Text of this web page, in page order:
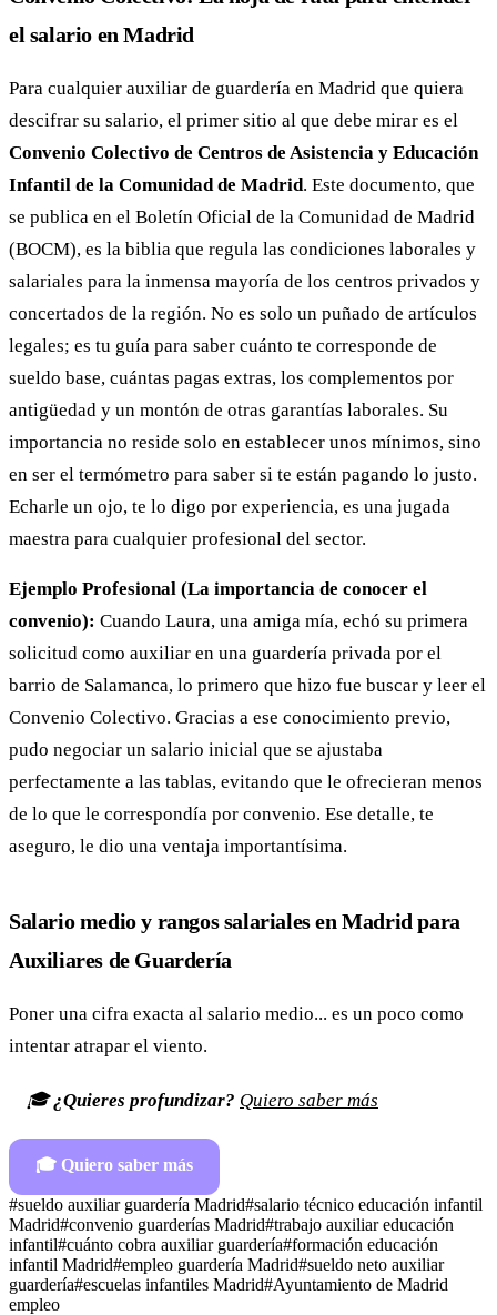
el salario en Madrid
Para cualquier auxiliar de guardería en Madrid que quiera
descifrar su salario, el primer sitio al que debe mirar es el
Convenio Colectivo de Centros de Asistencia y Educación
Infantil de la Comunidad de Madrid. Este documento, que
se publica en el Boletín Oficial de la Comunidad de Madrid
(BOCM), es la biblia que regula las condiciones laborales y
salariales para la inmensa mayoría de los centros privados y
concertados de la región. No es solo un puñado de artículos
legales; es tu guía para saber cuánto te corresponde de
sueldo base, cuántas pagas extras, los complementos por
antigüedad y un montón de otras garantías laborales. Su
importancia no reside solo en establecer unos mínimos, sino
en ser el termómetro para saber si te están pagando lo justo.
Echarle un ojo, te lo digo por experiencia, es una jugada
maestra para cualquier profesional del sector.
Ejemplo Profesional (La importancia de conocer el
convenio): Cuando Laura, una amiga mía, echó su primera
solicitud como auxiliar en una guardería privada por el
barrio de Salamanca, lo primero que hizo fue buscar y leer el
Convenio Colectivo. Gracias a ese conocimiento previo,
pudo negociar un salario inicial que se ajustaba
perfectamente a las tablas, evitando que le ofrecieran menos
de lo que le correspondía por convenio. Ese detalle, te
aseguro, le dio una ventaja importantísima.
Salario medio y rangos salariales en Madrid para
Auxiliares de Guardería
Poner una cifra exacta al salario medio... es un poco como
intentar atrapar el viento.
🎓¿Quieres profundizar? Quiero saber más
🎓 Quiero saber más
#sueldo auxiliar guardería Madrid#salario técnico educación infantil
Madrid#convenio guarderías Madrid#trabajo auxiliar educación
infantil#cuánto cobra auxiliar guardería#formación educación
infantil Madrid#empleo guardería Madrid#sueldo neto auxiliar
guardería#escuelas infantiles Madrid#Ayuntamiento de Madrid
empleo